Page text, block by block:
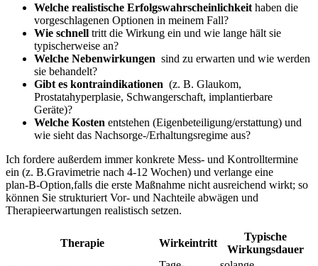
Welche realistische Erfolgswahrscheinlichkeit haben die
vorgeschlagenen Optionen in meinem Fall?
Wie schnell tritt die ‌Wirkung ein und ​wie lange ‍hält sie
typischerweise an?
Welche Nebenwirkungen ​ sind‍ zu erwarten‍ und ⁤wie werden
sie behandelt?
Gibt es kontraindikationen ​ (z. B. Glaukom,
Prostatahyperplasie, Schwangerschaft, implantierbare
Geräte)?
Welche Kosten entstehen (Eigenbeteiligung/erstattung) ⁣und
wie sieht das​ Nachsorge‑/Erhaltungsregime​ aus?
Ich ‍fordere außerdem immer konkrete Mess‑ und Kontrolltermine
ein (z. B.Gravimetrie ⁣nach‌ 4-12 Wochen) und verlange eine
plan‑B‑Option,falls die erste Maßnahme nicht ausreichend wirkt; so
können ‌Sie strukturiert Vor‑⁢ und‌ Nachteile abwägen und
Therapieerwartungen realistisch setzen.
Therapie Wirkeintritt
Typische
Wirkungsdauer